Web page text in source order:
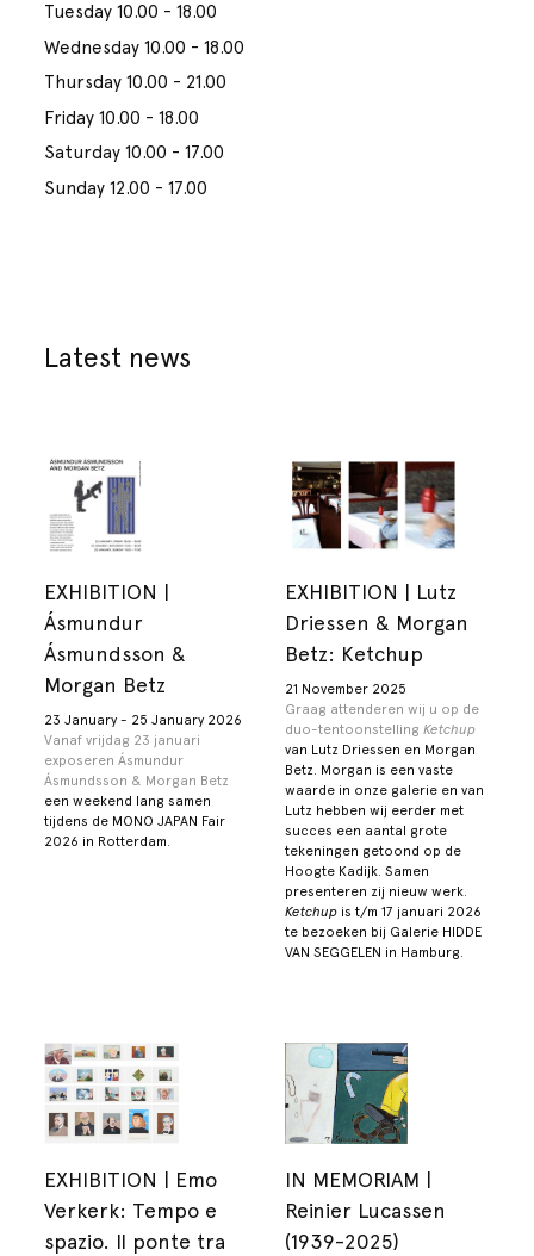
Tuesday 10.00 - 18.00
Wednesday 10.00 - 18.00
Thursday 10.00 - 21.00
Friday 10.00 - 18.00
Saturday 10.00 - 17.00
Sunday 12.00 - 17.00
Latest news
EXHIBITION |
Ásmundur
Ásmundsson &
Morgan Betz
23 January - 25 January 2026
Vanaf vrijdag 23 januari
exposeren Ásmundur
Ásmundsson & Morgan Betz
een weekend lang samen
tijdens de MONO JAPAN Fair
2026 in Rotterdam.
EXHIBITION | Lutz
Driessen & Morgan
Betz: Ketchup
21 November 2025
Graag attenderen wij u op de
duo-tentoonstelling Ketchup
van Lutz Driessen en Morgan
Betz. Morgan is een vaste
waarde in onze galerie en van
Lutz hebben wij eerder met
succes een aantal grote
tekeningen getoond op de
Hoogte Kadijk. Samen
presenteren zij nieuw werk.
Ketchup is t/m 17 januari 2026
te bezoeken bij Galerie HIDDE
VAN SEGGELEN in Hamburg.
EXHIBITION | Emo
Verkerk: Tempo e
spazio. Il ponte tra
IN MEMORIAM |
Reinier Lucassen
(1939-2025)